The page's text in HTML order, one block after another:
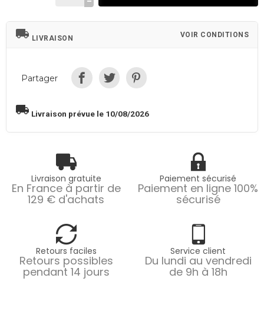
local_shipping LIVRAISON VOIR CONDITIONS
Partager
local_shipping Livraison prévue le 10/08/2026
Livraison gratuite
En France à partir de
129 € d'achats
Paiement sécurisé
Paiement en ligne 100%
sécurisé
Retours faciles
Retours possibles
pendant 14 jours
Service client
Du lundi au vendredi
de 9h à 18h